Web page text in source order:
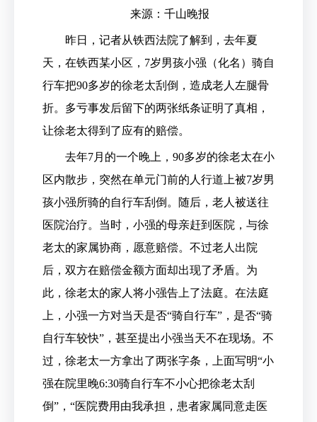
来源：千山晚报
昨日，记者从铁西法院了解到，去年夏
天，在铁西某小区，7岁男孩小强（化名）骑自
行车把90多岁的徐老太刮倒，造成老人左腿骨
折。多亏事发后留下的两张纸条证明了真相，
让徐老太得到了应有的赔偿。
去年7月的一个晚上，90多岁的徐老太在小
区内散步，突然在单元门前的人行道上被7岁男
孩小强所骑的自行车刮倒。随后，老人被送往
医院治疗。当时，小强的母亲赶到医院，与徐
老太的家属协商，愿意赔偿。不过老人出院
后，双方在赔偿金额方面却出现了矛盾。为
此，徐老太的家人将小强告上了法庭。在法庭
上，小强一方对当天是否“骑自行车”，是否“骑
自行车较快”，甚至提出小强当天不在现场。不
过，徐老太一方拿出了两张字条，上面写明“小
强在院里晚6:30骑自行车不小心把徐老太刮
倒”，“医院费用由我承担，患者家属同意走医